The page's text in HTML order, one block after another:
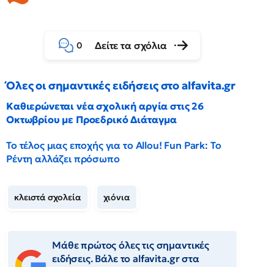
0 Δείτε τα σχόλια
Όλες οι σημαντικές ειδήσεις στο alfavita.gr
Καθιερώνεται νέα σχολική αργία στις 26
Οκτωβρίου με Προεδρικό Διάταγμα
Το τέλος μιας εποχής για το Allou! Fun Park: Το
Ρέντη αλλάζει πρόσωπο
κλειστά σχολεία χιόνια
Μάθε πρώτος όλες τις σημαντικές
ειδήσεις. Βάλε το alfavita.gr στα